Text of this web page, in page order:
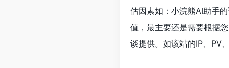
估因素如：小浣熊AI助手
值，最主要还是需要根据
谈提供。如该站的IP、PV